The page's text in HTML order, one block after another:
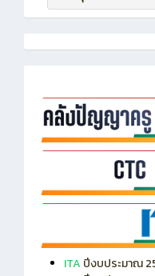
ฝ่ายยุทธศาสตร์และ